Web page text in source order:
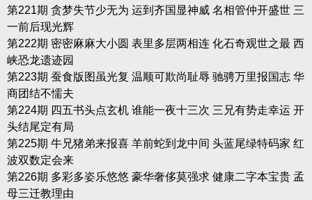
第221期 贪梦失节少无为 运到齐国显神威 名相管仲开盛世 三
一前后现光辉
第222期 密密麻麻大小圆 表里多层两相连 化石奇观世之最 西
峡恐龙遗迹园
第223期 蚕食版图虽光复 温顺可欺尚耻辱 驰骋万里报国志 华
商团结不懦夫
第224期 四五书头点玄机 谁能一夜十三次 三兄有势走幸运 开
头结尾定有局
第225期 牛兄猪弟来报喜 羊前蛇到龙中间 头蓝尾绿特码家 红
波双数定会来
第226期 多彩多姿乐悠悠 豪华奢侈莫强求 健康二字本宝贵 孟
母三迁教理由